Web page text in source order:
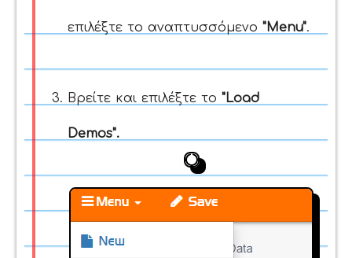
επιλέξτε το αναπτυσσόμενο "Menu".
Βρείτε και επιλέξτε το "Load
Demos".